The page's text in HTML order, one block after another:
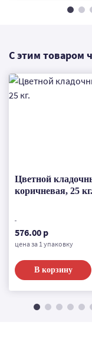
С этим товаром
Цветной
коричневая, 25 кг.
576.00 р
цена за 1 упаковку
В корзину